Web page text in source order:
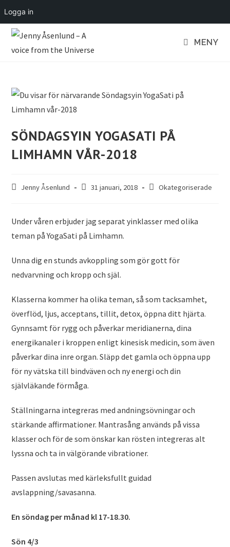
Logga in
MENY
SÖNDAGSYIN YOGASATI PÅ
LIMHAMN VÅR-2018
Jenny Åsenlund 31 januari, 2018 Okategoriserade
Under våren erbjuder jag separat yinklasser med olika
teman på YogaSati på Limhamn.
Unna dig en stunds avkoppling som gör gott för
nedvarvning och kropp och själ.
Klasserna kommer ha olika teman, så som tacksamhet,
överflöd, ljus, acceptans, tillit, detox, öppna ditt hjärta.
Gynnsamt för rygg och påverkar meridianerna, dina
energikanaler i kroppen enligt kinesisk medicin, som även
påverkar dina inre organ. Släpp det gamla och öppna upp
för ny vätska till bindväven och ny energi och din
självläkande förmåga.
Ställningarna integreras med andningsövningar och
stärkande affirmationer. Mantrasång används på vissa
klasser och för de som önskar kan rösten integreras alt
lyssna och ta in välgörande vibrationer.
Passen avslutas med kärleksfullt guidad
avslappning/savasanna.
En söndag per månad kl 17-18.30.
Sön 4/3